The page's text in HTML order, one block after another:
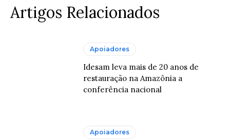
Artigos Relacionados
Apoiadores
Idesam leva mais de 20 anos de
restauração na Amazônia a
conferência nacional
Apoiadores